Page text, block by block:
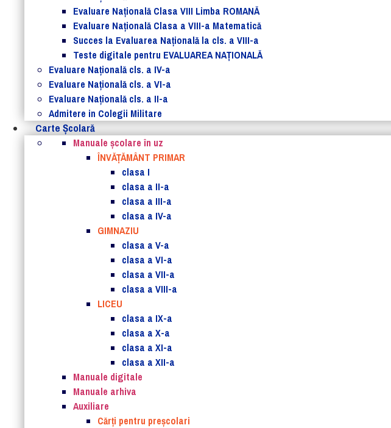
Evaluare Naţională Clasa VIII Limba ROMANĂ
Evaluare Naţională Clasa a VIII-a Matematică
Succes la Evaluarea Națională la cls. a VIII-a
Teste digitale pentru EVALUAREA NAȚIONALĂ
Evaluare Naţională cls. a IV-a
Evaluare Naţională cls. a VI-a
Evaluare Naţională cls. a II-a
Admitere in Colegii Militare
Carte Şcolară
Manuale şcolare în uz
ÎNVĂȚĂMÂNT PRIMAR
clasa I
clasa a II-a
clasa a III-a
clasa a IV-a
GIMNAZIU
clasa a V-a
clasa a VI-a
clasa a VII-a
clasa a VIII-a
LICEU
clasa a IX-a
clasa a X-a
clasa a XI-a
clasa a XII-a
Manuale digitale
Manuale arhiva
Auxiliare
Cărţi pentru preşcolari